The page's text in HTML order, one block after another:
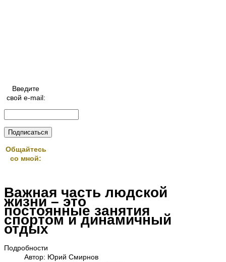
Введите
свой e-mail:
Общайтесь
со мной:
Важная часть людской
жизни – это
постоянные занятия
спортом и динамичный
отдых
Подробности
Автор: Юрий Смирнов